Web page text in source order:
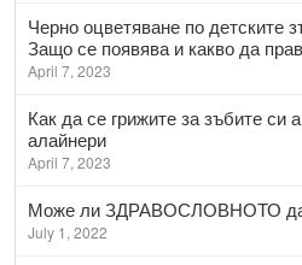
Черно оцветяване по детските
Защо се появява и какво да
April 7, 2023
Как да се грижите за зъбите си
алайнери
April 7, 2023
Може ли ЗДРАВОСЛОВНОТО да
July 1, 2022